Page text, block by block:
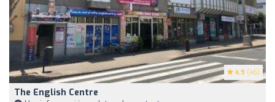
4.9 (46)
The English Centre